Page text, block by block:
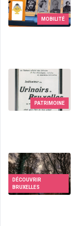
MOBILITÉ
PATRIMOINE
DÉCOUVRIR
BRUXELLES